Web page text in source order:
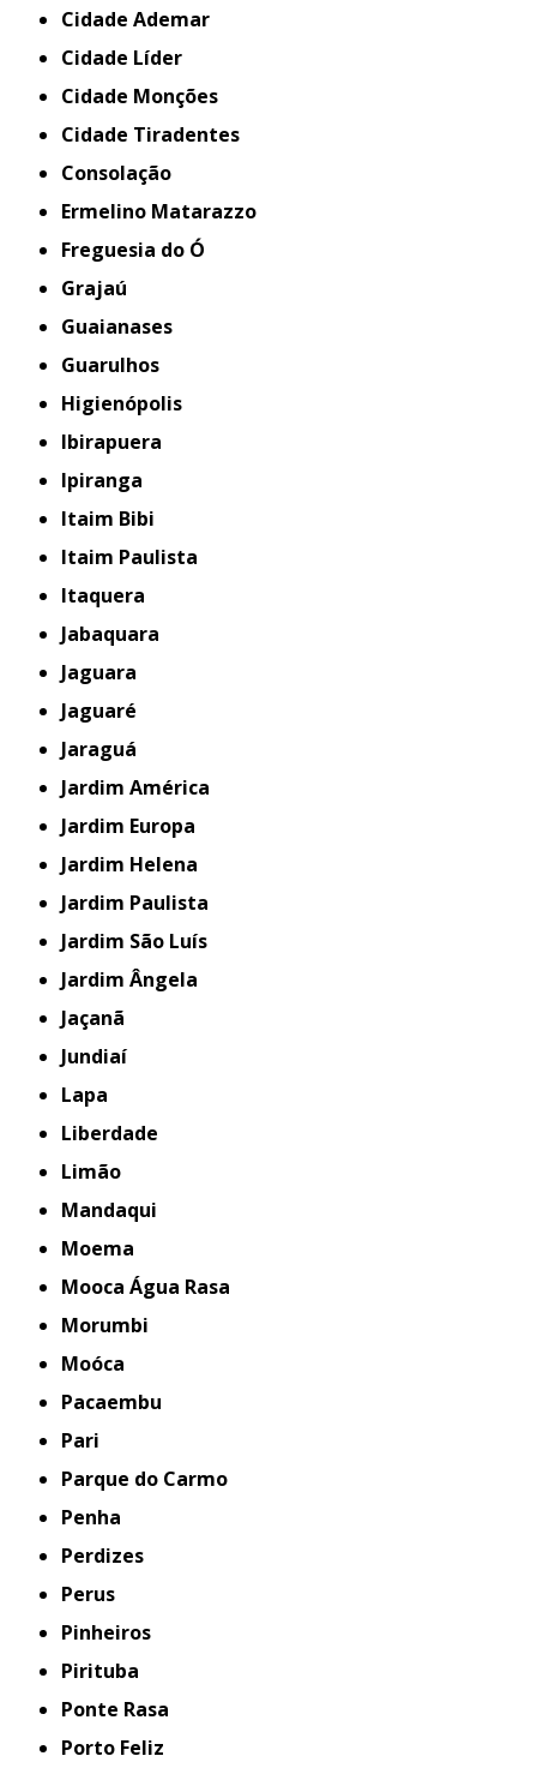
Cidade Ademar
Cidade Líder
Cidade Monções
Cidade Tiradentes
Consolação
Ermelino Matarazzo
Freguesia do Ó
Grajaú
Guaianases
Guarulhos
Higienópolis
Ibirapuera
Ipiranga
Itaim Bibi
Itaim Paulista
Itaquera
Jabaquara
Jaguara
Jaguaré
Jaraguá
Jardim América
Jardim Europa
Jardim Helena
Jardim Paulista
Jardim São Luís
Jardim Ângela
Jaçanã
Jundiaí
Lapa
Liberdade
Limão
Mandaqui
Moema
Mooca Água Rasa
Morumbi
Moóca
Pacaembu
Pari
Parque do Carmo
Penha
Perdizes
Perus
Pinheiros
Pirituba
Ponte Rasa
Porto Feliz